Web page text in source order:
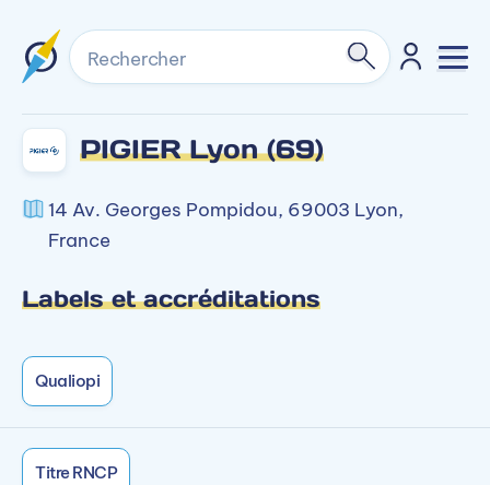
Rechercher
PIGIER Lyon (69)
14 Av. Georges Pompidou, 69003 Lyon,
France
Labels et accréditations
Qualiopi
Titre RNCP